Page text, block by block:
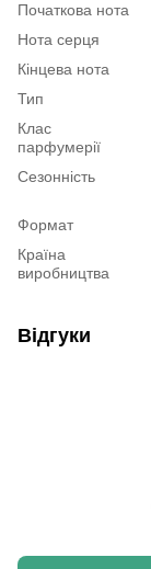
Початкова нота
Нота серця
Кінцева нота
Тип
Клас
парфумерії
Сезонність
Формат
Країна
виробництва
Відгуки